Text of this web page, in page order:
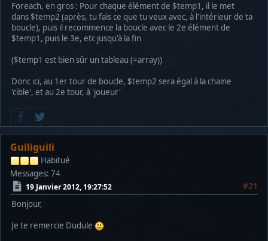
Foreach, en gros : Pour chaque élément de $temp1, il le met
dans $temp2 (après, tu fais ce que tu veux avec, à l'intérieur de ta
boucle), puis il recommence la boucle avec le 2e élément de
$temp1, puis le 3e, etc jusqu'à la fin
($temp1 est bien sûr un tableau (=array))
Donc ici, au 1er tour de boucle, $temp2 sera égal à la chaine
'cible', et au 2e tour, à 'joueur'
Guiliguili
Habitué
Messages: 74
19 Janvier 2012, 19:27:52
#21
Bonjour,
Je te remercie Dudule